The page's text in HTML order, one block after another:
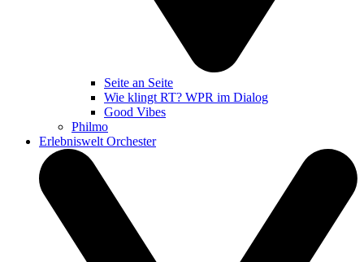
Seite an Seite
Wie klingt RT? WPR im Dialog
Good Vibes
Philmo
Erlebniswelt Orchester